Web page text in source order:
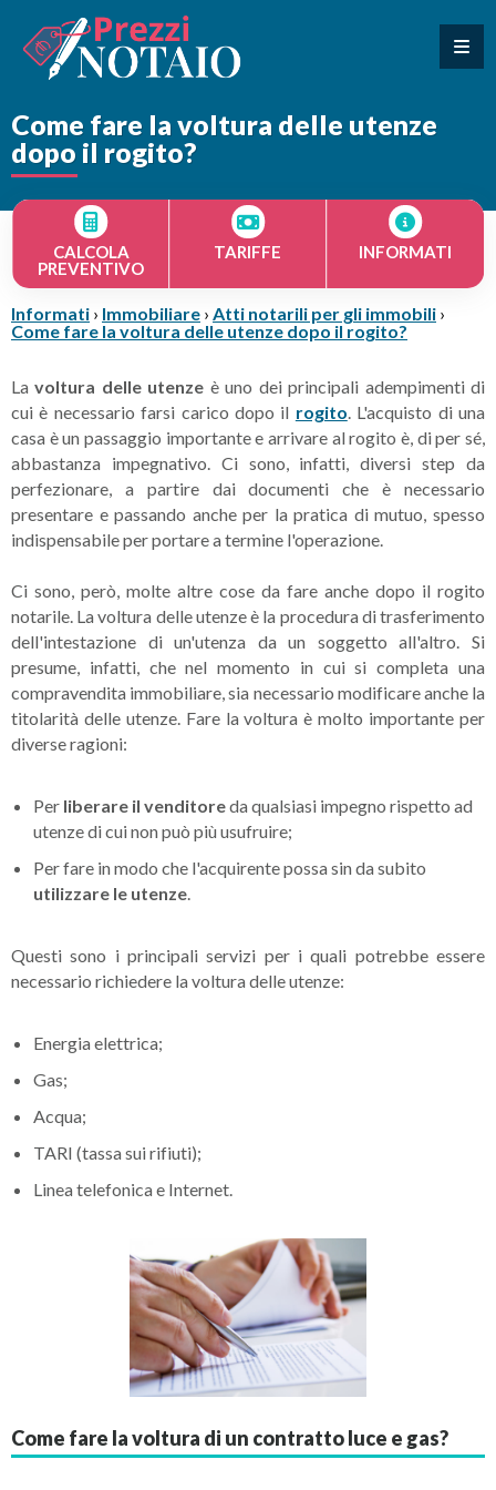
Come fare la voltura delle utenze
dopo il rogito?
CALCOLA
PREVENTIVO
TARIFFE INFORMATI
Informati › Immobiliare › Atti notarili per gli immobili ›
Come fare la voltura delle utenze dopo il rogito?
Lavoltura delle utenze è uno dei principali adempimenti di
cui è necessario farsi carico dopo il rogito. L'acquisto di una
casa è un passaggio importante e arrivare al rogito è, di per sé,
abbastanza impegnativo. Ci sono, infatti, diversi step da
perfezionare, a partire dai documenti che è necessario
presentare e passando anche per la pratica di mutuo, spesso
indispensabile per portare a termine l'operazione.
Ci sono, però, molte altre cose da fare anche dopo il rogito
notarile. La voltura delle utenze è la procedura di trasferimento
dell'intestazione di un'utenza da un soggetto all'altro. Si
presume, infatti, che nel momento in cui si completa una
compravendita immobiliare, sia necessario modificare anche la
titolarità delle utenze. Fare la voltura è molto importante per
diverse ragioni:
Per liberare il venditoreda qualsiasi impegno rispetto ad
utenze di cui non può più usufruire;
Per fare in modo che l'acquirente possa sin da subito
utilizzare le utenze.
Questi sono i principali servizi per i quali potrebbe essere
necessario richiedere la voltura delle utenze:
Energia elettrica;
Gas;
Acqua;
TARI (tassa sui rifiuti);
Linea telefonica e Internet.
Come fare la voltura di un contratto luce e gas?